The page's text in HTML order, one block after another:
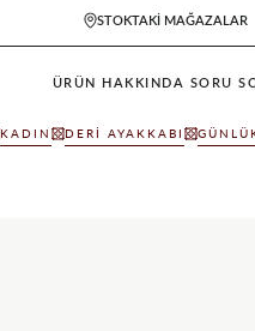
STOKTAKI MAĞAZALAR
ÜRÜN HAKKINDA SORU
KADIN DERI AYAKKABI